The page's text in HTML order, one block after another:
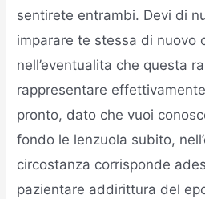
sentirete entrambi. Devi di
imparare te stessa di nuovo
nell’eventualita che questa
rappresentare
pronto, dato che vuoi
fondo le lenzuola subito,
circostanza corrisponde
pazientare addirittura del